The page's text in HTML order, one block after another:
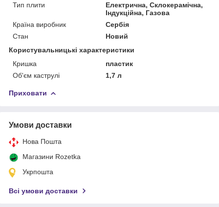
Тип плити
Електрична, Склокерамічна,
Індукційна, Газова
Країна виробник
Сербія
Стан
Новий
Користувальницькі характеристики
Кришка
пластик
Об'єм каструлі
1,7 л
Приховати
Умови доставки
Нова Пошта
Магазини Rozetka
Укрпошта
Всі умови доставки